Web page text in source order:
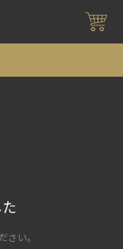
さい。